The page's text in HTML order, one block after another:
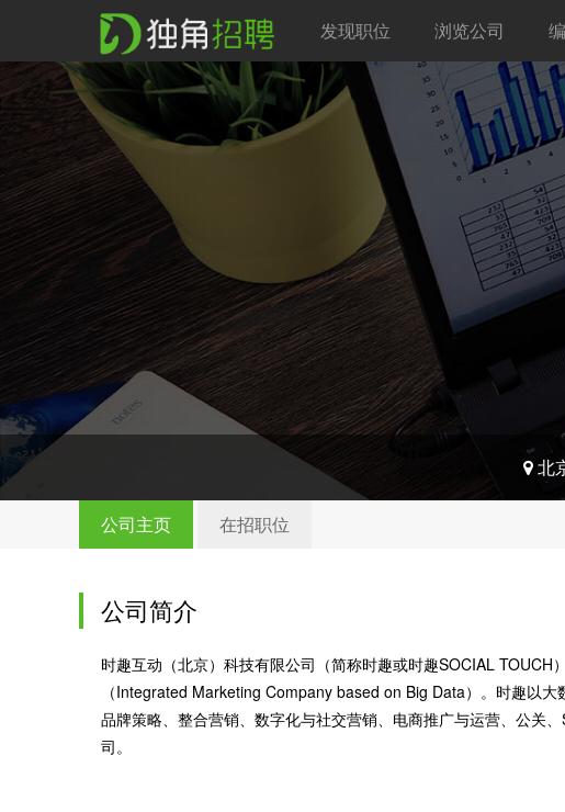
发现职位 浏览公司
北
公司主页 在招职位
公司简介
时趣互动（北京）科技有限公司（简称时趣或时趣SOCIAL
（Integrated Marketing Company based on Big Data）。时趣以
品牌策略、整合营销、数字化与社交营销、电商推广与运营、公关
司。